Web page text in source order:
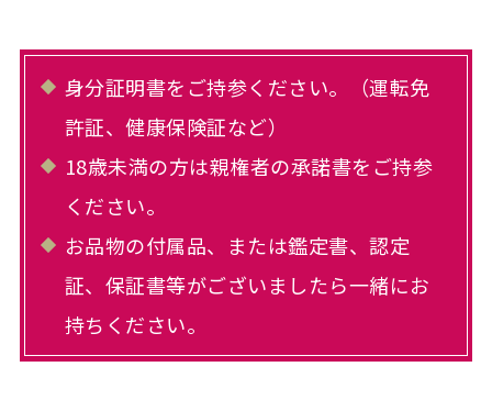
身分証明書をご持参ください。（運転免
許証、健康保険証など）
18歳未満の方は親権者の承諾書をご持参
ください。
お品物の付属品、または鑑定書、認定
証、保証書等がございましたら一緒にお
持ちください。